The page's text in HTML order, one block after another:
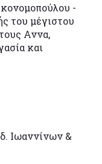
-
του μέγιστου
Αννα,
και
Ιωαννίνων &